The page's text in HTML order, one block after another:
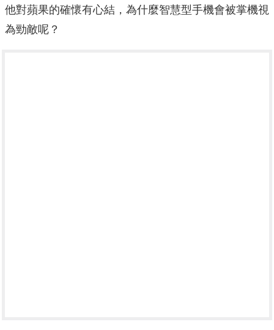
他對蘋果的確懷有心結，為什麼智慧型手機會被掌機視
為勁敵呢？